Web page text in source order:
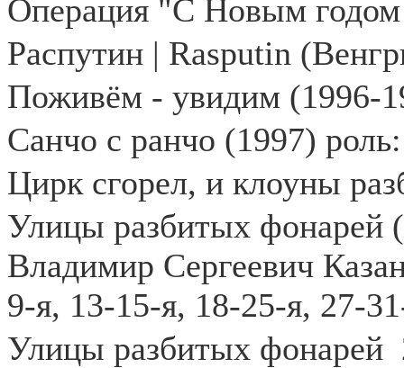
Операция "С Новым
Распутин | Rasputin
Поживём - увидим (1996-
Санчо с ранчо (1997)
Цирк сгорел, и клоуны
Улицы разбитых фонарей
Владимир Сергеевич
9-я, 13-15-я, 18-25-я, 27-
Улицы разбитых фонарей